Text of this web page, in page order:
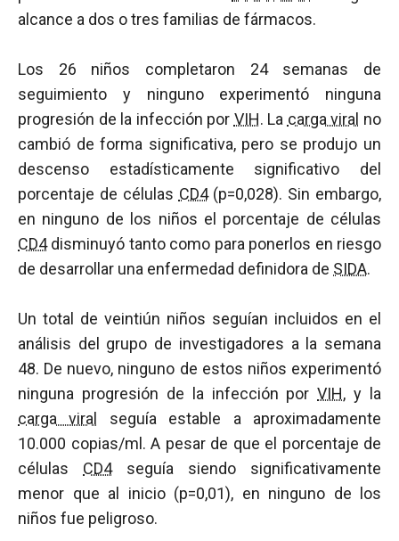
alcance a dos o tres familias de fármacos.
Los 26 niños completaron 24 semanas de
seguimiento y ninguno experimentó ninguna
progresión de la infección por VIH. La carga viral no
cambió de forma significativa, pero se produjo un
descenso estadísticamente significativo del
porcentaje de células CD4(p=0,028). Sin embargo,
en ninguno de los niños el porcentaje de células
CD4disminuyó tanto como para ponerlos en riesgo
de desarrollar una enfermedad definidora de SIDA.
Un total de veintiún niños seguían incluidos en el
análisis del grupo de investigadores a la semana
48. De nuevo, ninguno de estos niños experimentó
ninguna progresión de la infección porVIH, y la
carga viral
seguía estable a aproximadamente
10.000 copias/ml. A pesar de que el porcentaje de
células CD4seguía siendo significativamente
menor que al inicio (p=0,01), en ninguno de los
niños fue peligroso.